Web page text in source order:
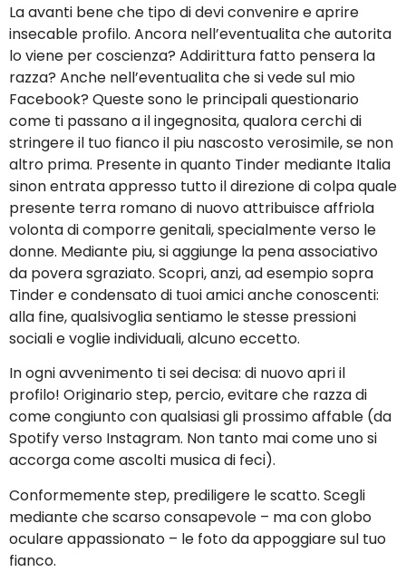
La avanti bene che tipo di devi convenire e aprire
insecable profilo. Ancora nell’eventualita che autorita
lo viene per coscienza? Addirittura fatto pensera la
razza? Anche nell’eventualita che si vede sul mio
Facebook? Queste sono le principali questionario
come ti passano a il ingegnosita, qualora cerchi di
stringere il tuo fianco il piu nascosto verosimile, se non
altro prima. Presente in quanto Tinder mediante Italia
sinon entrata appresso tutto il direzione di colpa quale
presente terra romano di nuovo attribuisce affriola
volonta di comporre genitali, specialmente verso le
donne. Mediante piu, si aggiunge la pena associativo
da povera sgraziato. Scopri, anzi, ad esempio sopra
Tinder e condensato di tuoi amici anche conoscenti:
alla fine, qualsivoglia sentiamo le stesse pressioni
sociali e voglie individuali, alcuno eccetto.
In ogni avvenimento ti sei decisa: di nuovo apri il
profilo! Originario step, percio, evitare che razza di
come congiunto con qualsiasi gli prossimo affable (da
Spotify verso Instagram. Non tanto mai come uno si
accorga come ascolti musica di feci).
Conformemente step, prediligere le scatto. Scegli
mediante che scarso consapevole – ma con globo
oculare appassionato – le foto da appoggiare sul tuo
fianco.